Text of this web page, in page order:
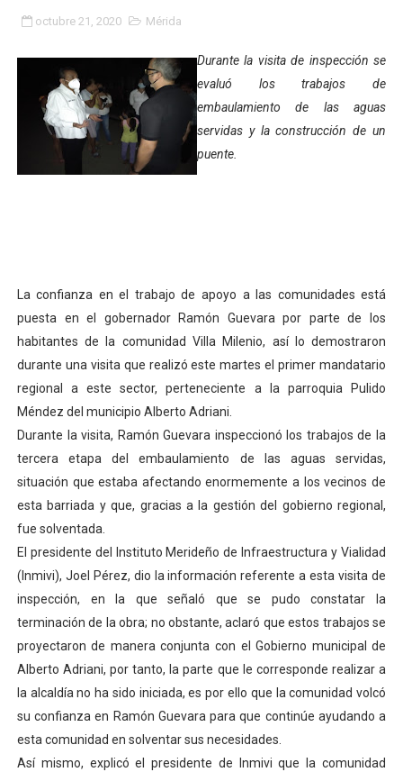
INN-Mérida celebró el Lacto grado para promover el
Impulsan plan estratégico de seguridad ciudadana
Mérida impulsa desarrollo económico con taller de
Fomficc consolida alianzas e impulsa la economía
Entregan planta eléctrica para fortalecer la atención
Expertos inspeccionan espacios del OAN para la
Dictan MasterClass en el marco del Encuentro LAGO
Campo Elías avanza con plan de asfaltado
Encuentro estadal fortalece la coordinación de
Gobernador Arnaldo Sánchez apadrina a más de 993
Plan Quirúrgico Regional llega a Pueblo Llano con la
octubre 21, 2020 Mérida
Durante la visita de inspección se
evaluó los trabajos de
embaulamiento de las aguas
servidas y la construcción de un
puente.
La confianza en el trabajo de apoyo a las comunidades está
puesta en el gobernador Ramón Guevara por parte de los
habitantes de la comunidad Villa Milenio, así lo demostraron
durante una visita que realizó este martes el primer mandatario
regional a este sector, perteneciente a la parroquia Pulido
Méndez del municipio Alberto Adriani.
Durante la visita, Ramón Guevara inspeccionó los trabajos de la
tercera etapa del embaulamiento de las aguas servidas,
situación que estaba afectando enormemente a los vecinos de
esta barriada y que, gracias a la gestión del gobierno regional,
fue solventada.
El presidente del Instituto Merideño de Infraestructura y Vialidad
(Inmivi), Joel Pérez, dio la información referente a esta visita de
inspección, en la que señaló que se pudo constatar la
terminación de la obra; no obstante, aclaró que estos trabajos se
proyectaron de manera conjunta con el Gobierno municipal de
Alberto Adriani, por tanto, la parte que le corresponde realizar a
la alcaldía no ha sido iniciada, es por ello que la comunidad volcó
su confianza en Ramón Guevara para que continúe ayudando a
esta comunidad en solventar sus necesidades.
Así mismo, explicó el presidente de Inmivi que la comunidad